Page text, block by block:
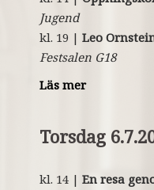
Jugend
kl. 19 | Leo
Festsalen G18
Läs mer
Torsdag
kl. 14 | En resa